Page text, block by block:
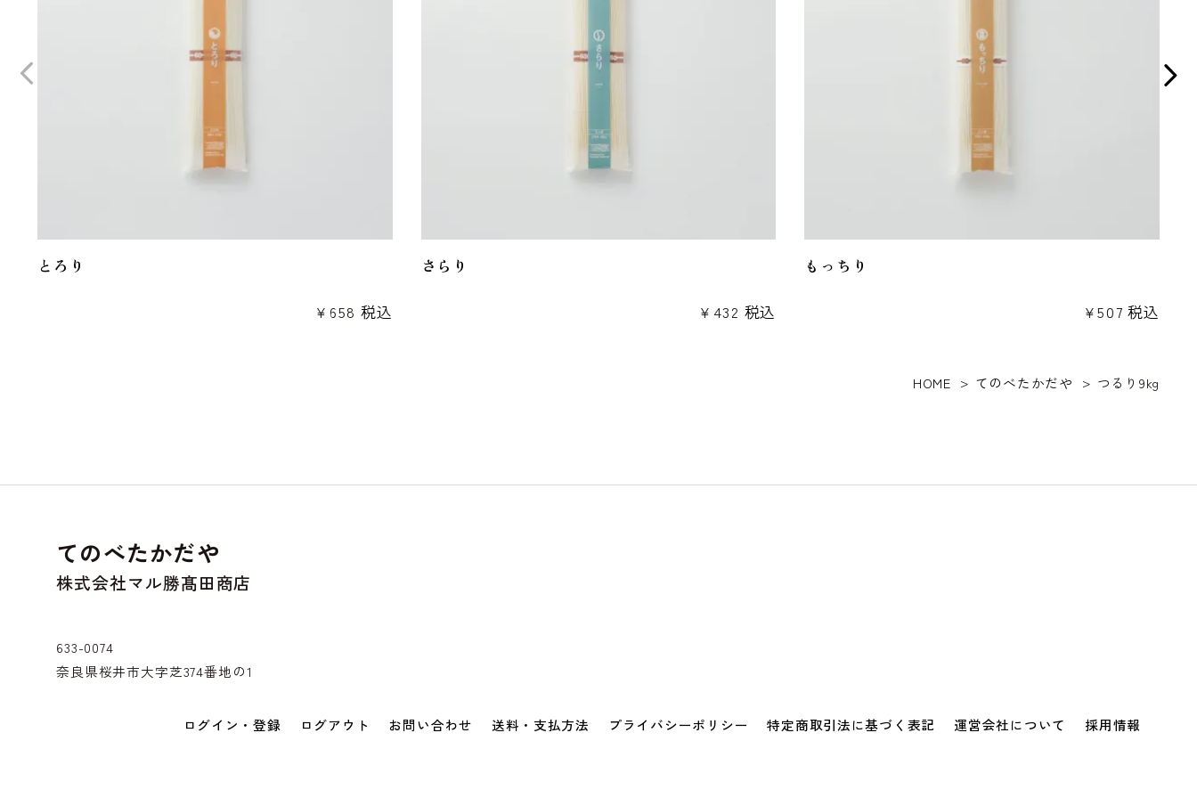
とろり
¥ 658 税込
さらり
¥ 432 税込
もっちり
¥507 税込
HOME てのべたかだや つるり9kg
てのべたかだや
株式会社マル勝髙田商店
633-0074
奈良県桜井市大字芝374番地の1
ログイン・登録 ログアウト お問い合わせ 送料・支払方法 プライバシーポリシー 特定商取引法に基づく表記 運営会社について 採用情報